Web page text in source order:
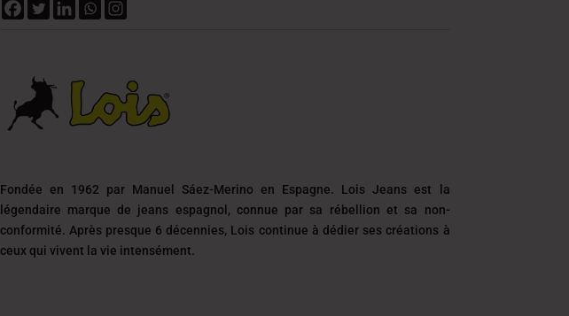
Fondée en 1962 par Manuel Sáez-Merino en Espagne. Lois Jeans est la
légendaire marque de jeans espagnol, connue par sa rébellion et sa non-
conformité. Après presque 6 décennies, Lois continue à dédier ses créations à
ceux qui vivent la vie intensément.